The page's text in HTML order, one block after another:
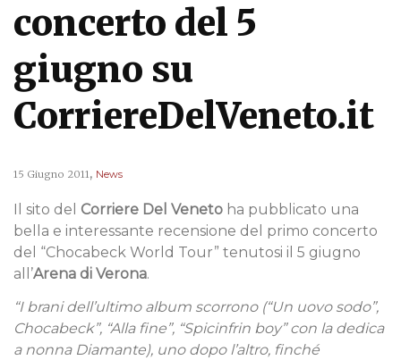
concerto del 5
giugno su
CorriereDelVeneto.it
15 Giugno 2011, News
Il sito del Corriere Del Veneto ha pubblicato una
bella e interessante recensione del primo concerto
del “Chocabeck World Tour” tenutosi il 5 giugno
all’Arena di Verona.
“I brani dell’ultimo album scorrono (“Un uovo sodo”,
Chocabeck”, “Alla fine”, “Spicinfrin boy” con la dedica
a nonna Diamante), uno dopo l’altro, finché